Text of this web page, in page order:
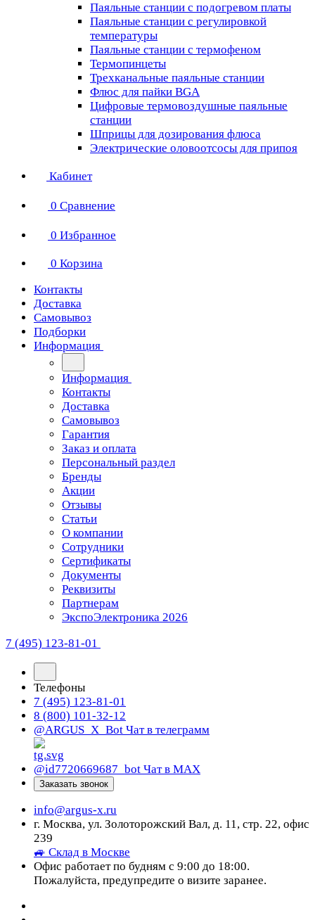
Паяльные станции с подогревом платы
Паяльные станции с регулировкой
температуры
Паяльные станции с термофеном
Термопинцеты
Трехканальные паяльные станции
Флюс для пайки BGA
Цифровые термовоздушные паяльные
станции
Шприцы для дозирования флюса
Электрические оловоотсосы для припоя
Кабинет
0 Сравнение
0 Избранное
0 Корзина
Контакты
Доставка
Самовывоз
Подборки
Информация
Информация
Контакты
Доставка
Самовывоз
Гарантия
Заказ и оплата
Персональный раздел
Бренды
Акции
Отзывы
Статьи
О компании
Сотрудники
Сертификаты
Документы
Реквизиты
Партнерам
ЭкспоЭлектроника 2026
7 (495) 123-81-01
Телефоны
7 (495) 123-81-01
8 (800) 101-32-12
@ARGUS_X_Bot Чат в телеграмм
@id7720669687_bot Чат в МАХ
Заказать звонок
info@argus-x.ru
г. Москва, ул. Золоторожский Вал, д. 11, стр. 22, офис
239
🚙 Склад в Москве
Офис работает по будням с 9:00 до 18:00.
Пожалуйста, предупредите о визите заранее.